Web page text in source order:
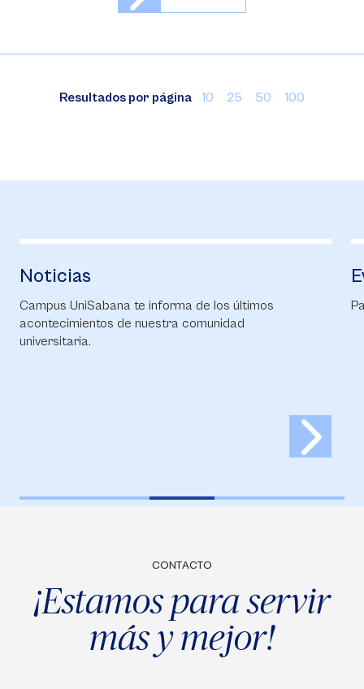
Resultados por página 10 25 50 100
Noticias
Campus UniSabana te informa de los últimos
acontecimientos de nuestra comunidad
universitaria.
CONTACTO
¡Estamos para servir
más y mejor!